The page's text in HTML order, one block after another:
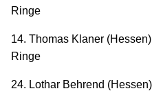
Ringe
14. Thomas
Ringe
24. Lothar